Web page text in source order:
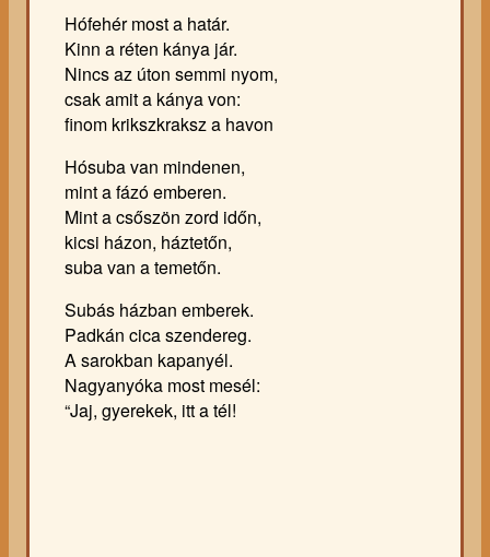
Hófehér most a határ.
Kinn a réten kánya jár.
Nincs az úton semmi nyom,
csak amit a kánya von:
finom krikszkraksz a havon
Hósuba van mindenen,
mint a fázó emberen.
Mint a csőszön zord időn,
kicsi házon, háztetőn,
suba van a temetőn.
Subás házban emberek.
Padkán cica szendereg.
A sarokban kapanyél.
Nagyanyóka most mesél:
“Jaj, gyerekek, itt a tél!